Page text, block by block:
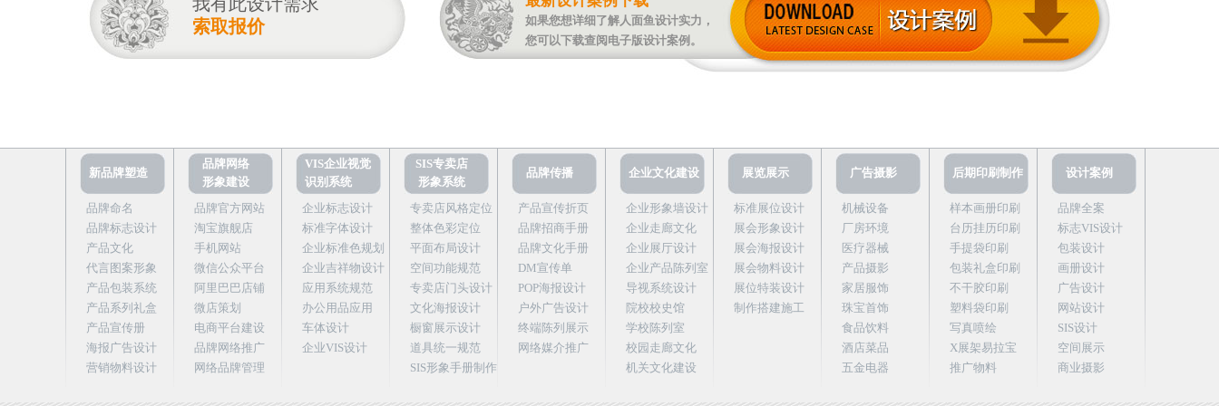
索取报价
如果您想详细了解人面鱼设计实力，
您可以下载查阅电子版设计案例。
新品牌塑造
品牌命名
品牌标志设计
产品文化
代言图案形象
产品包装系统
产品系列礼盒
产品宣传册
海报广告设计
营销物料设计
品牌网络
形象建设
品牌官方网站
淘宝旗舰店
手机网站
微信公众平台
阿里巴巴店铺
微店策划
电商平台建设
品牌网络推广
网络品牌管理
VIS企业视觉
识别系统
企业标志设计
标准字体设计
企业标准色规划
企业吉祥物设计
应用系统规范
办公用品应用
车体设计
企业VIS设计
SIS专卖店
形象系统
专卖店风格定位
整体色彩定位
平面布局设计
空间功能规范
专卖店门头设计
文化海报设计
橱窗展示设计
道具统一规范
SIS形象手册制作
品牌传播
产品宣传折页
品牌招商手册
品牌文化手册
DM宣传单
POP海报设计
户外广告设计
终端陈列展示
网络媒介推广
企业文化建设
企业形象墙设计
企业走廊文化
企业展厅设计
企业产品陈列室
导视系统设计
院校校史馆
学校陈列室
校园走廊文化
机关文化建设
展览展示
标准展位设计
展会形象设计
展会海报设计
展会物料设计
展位特装设计
制作搭建施工
广告摄影
机械设备
厂房环境
医疗器械
产品摄影
家居服饰
珠宝首饰
食品饮料
酒店菜品
五金电器
后期印刷制作
样本画册印刷
台历挂历印刷
手提袋印刷
包装礼盒印刷
不干胶印刷
塑料袋印刷
写真喷绘
X展架易拉宝
推广物料
设计案例
品牌全案
标志VIS设计
包装设计
画册设计
广告设计
网站设计
SIS设计
空间展示
商业摄影